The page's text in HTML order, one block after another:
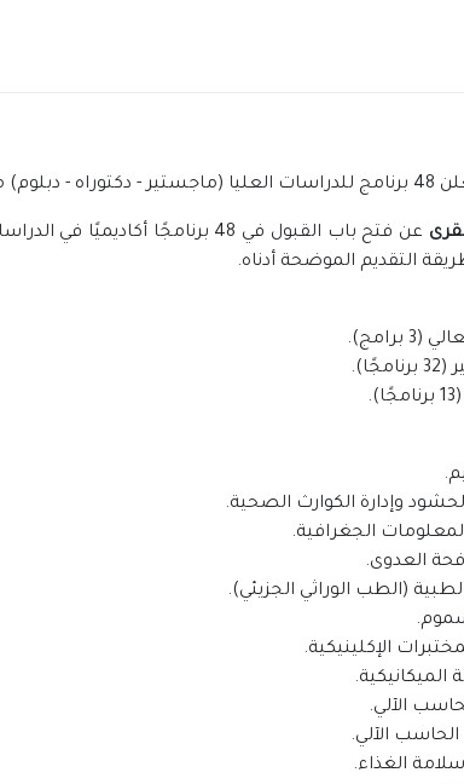
مجاني
عن فتح باب القبول في 48 برنامجًا أكاديميًا في الدراسات العليا (
التقديم الموضحة أدناه.
وإدارة الكوارث الصحية.
الجغرافية.
العدوى.
(الطب الوراثي الجزيئي).
الإكلينيكية.
الآلي.
الآلي.
الغذاء.